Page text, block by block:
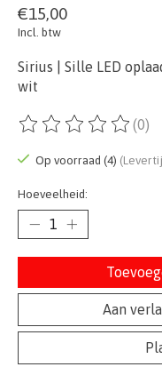
€15,00
Incl. btw
Sirius | Sille LED
wit
De beoordeling van
(0)
Op voorraad (4)
Hoeveelheid:
Aan